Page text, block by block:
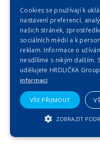
Cookies se používají k
nastavení preferencí,
našich stránek,
sociálních médií a k
reklam. Informace o
nesdílíme s nikým dalším.
udělujete HRDLIČKA
informací
VŠE PŘIJMOUT
ZOBRAZIT
NEZBYTNĚ NUTNÉ